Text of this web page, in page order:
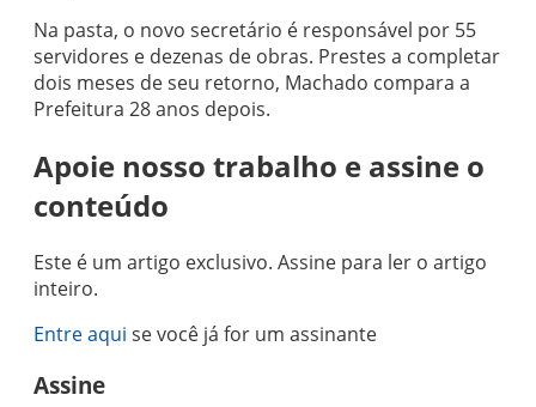
Na pasta, o novo secretário é responsável por 55
servidores e dezenas de obras. Prestes a completar
dois meses de seu retorno, Machado compara a
Prefeitura 28 anos depois.
Apoie nosso trabalho e assine o
conteúdo
Este é um artigo exclusivo. Assine para ler o artigo
inteiro.
Entre aqui se você já for um assinante
Assine